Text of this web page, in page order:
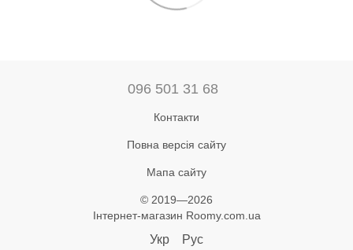
096 501 31 68
Контакти
Повна версія сайту
Мапа сайту
© 2019—2026
Інтернет-магазин Roomy.com.ua
Укр Рус